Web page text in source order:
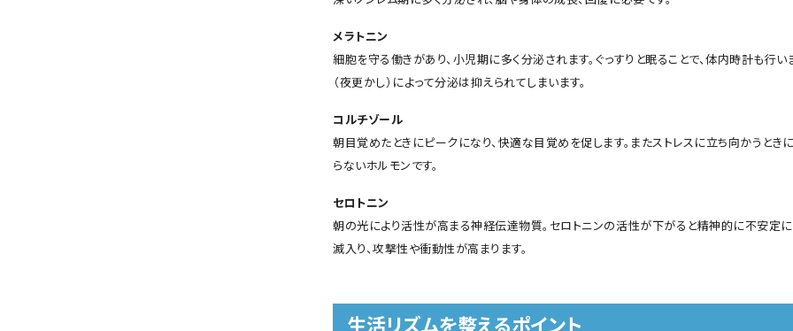
メラトニン
細胞を守る働きがあり、小児期に多く分泌されます。ぐっすりと眠ることで、体内時計も行い
（夜更かし）によって分泌は抑えられてしまいます。
コルチゾール
朝目覚めたときにピークになり、快適な目覚めを促します。またストレスに立ち向かうとき
らないホルモンです。
セロトニン
朝の光により活性が高まる神経伝達物質。セロトニンの活性が下がると精神的に不安定に
滅入り、攻撃性や衝動性が高まります。
生活リズムを整えるポイント